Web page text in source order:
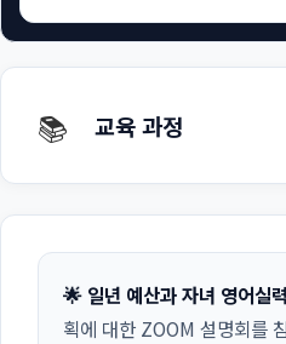
📚 교육 과정
🌟 일년 예산과 자녀 영어실
획에 대한 ZOOM 설명회를